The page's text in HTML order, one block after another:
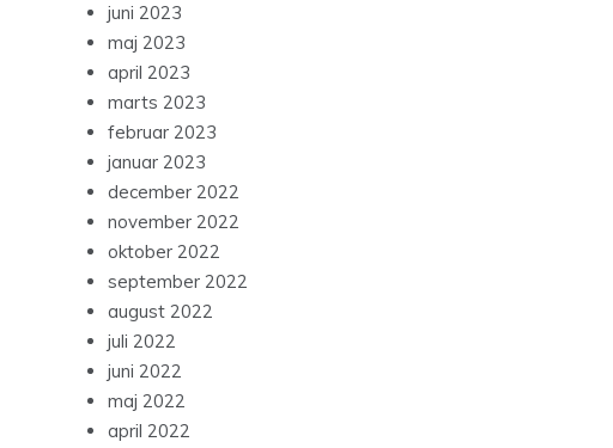
juni 2023
maj 2023
april 2023
marts 2023
februar 2023
januar 2023
december 2022
november 2022
oktober 2022
september 2022
august 2022
juli 2022
juni 2022
maj 2022
april 2022